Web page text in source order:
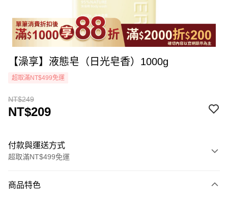
【澡享】液態皂（日光皂香）1000g
超取滿NT$499免運
NT$249
NT$209
付款與運送方式
超取滿NT$499免運
icash Pay
商品特色